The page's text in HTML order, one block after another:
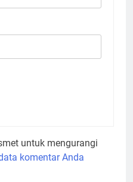
untuk mengurangi
komentar Anda